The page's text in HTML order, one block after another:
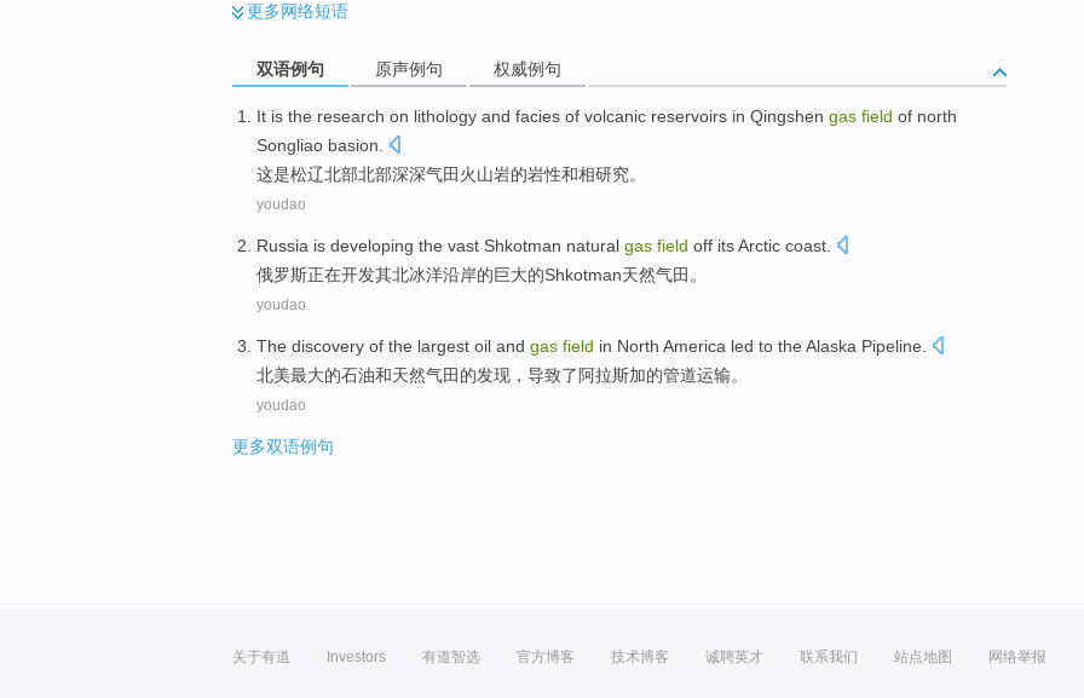
更多网络短语
双语例句 原声例句 权威例句
It is the research on lithology and facies of volcanic reservoirs in Qingshen gas field of north
Songliao basion
这是松辽北部北部深深气田 火山岩的岩性和相研究。
youdao
Russia is developing the vast Shkotman natural gas field off itsArctic coast
俄罗斯正在开发其北冰洋沿岸的巨大的Shkotman天然气田 。
youdao
The discovery of the largest oil and gas field in North America led to the Alaska Pipeline
北美最大的石油和天然气田 的发现 ， 导致了 阿拉斯加的管道运输。
youdao
更多双语例句
关于有道 Investors 有道智选 官方博客 技术博客 诚聘英才 联系我们 站点地图 网络举报